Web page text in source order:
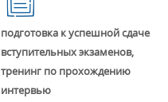
подготовка к успешной сдаче
вступительных экзаменов,
тренинг по прохождению
интервью